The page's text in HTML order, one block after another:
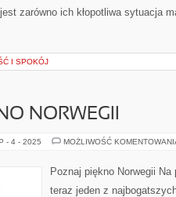
zarówno ich kłopotliwa sytuacja
I SPOKÓJ
NORWEGII
- 4 - 2025 MOŻLIWOŚĆ
Poznaj piękno Norwegii Na
teraz jeden z